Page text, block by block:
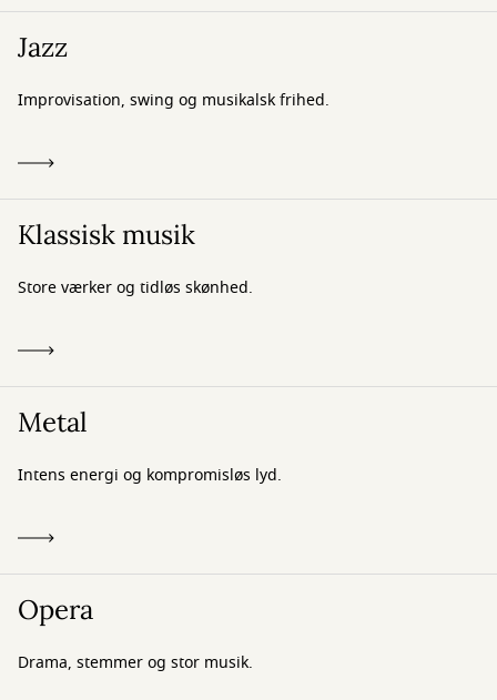
Jazz
Improvisation, swing og musikalsk frihed.
Klassisk musik
Store værker og tidløs skønhed.
Metal
Intens energi og kompromisløs lyd.
Opera
Drama, stemmer og stor musik.